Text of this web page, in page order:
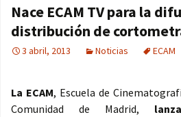
Nace ECAM TV para la
distribución de
3 abril, 2013 Noticias ECAM
La ECAM, Escuela de
Comunidad de Madrid,